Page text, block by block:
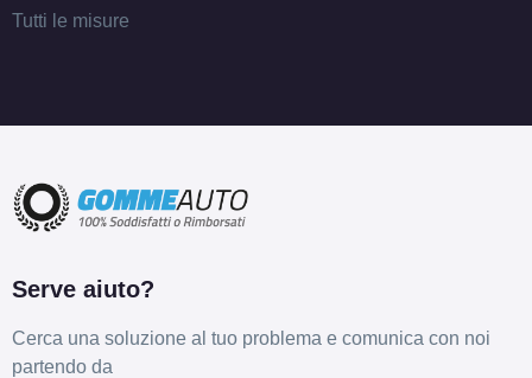
Tutti le misure
Serve aiuto?
Cerca una soluzione al tuo problema e comunica con noi
partendo da